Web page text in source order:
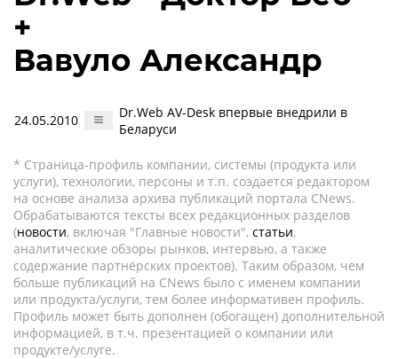
+
Вавуло Александр
24.05.2010
Dr.Web AV-Desk впервые внедрили в
Беларуси
* Страница-профиль компании, системы (продукта или
услуги), технологии, персоны и т.п. создается редактором
на основе анализа архива публикаций портала CNews.
Обрабатываются тексты всех редакционных разделов
(новости, включая "Главные новости", статьи,
аналитические обзоры рынков, интервью, а также
содержание партнёрских проектов). Таким образом, чем
больше публикаций на CNews было с именем компании
или продукта/услуги, тем более информативен профиль.
Профиль может быть дополнен (обогащен) дополнительной
информацией, в т.ч. презентацией о компании или
продукте/услуге.